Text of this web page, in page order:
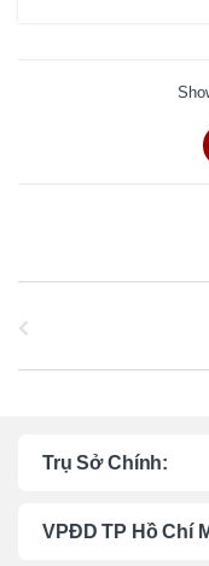
Trụ Sở Chính:
VPĐD TP Hồ Chí